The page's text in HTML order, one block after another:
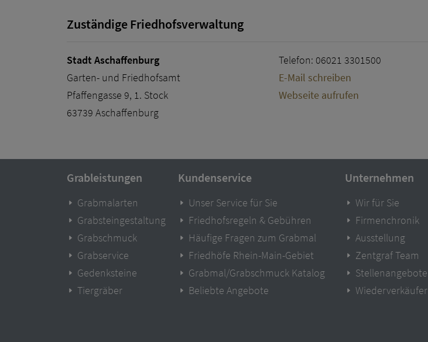
Zuständige Friedhofsverwaltung
Stadt Aschaffenburg
Garten- und Friedhofsamt
Pfaffengasse 9, 1. Stock
63739 Aschaffenburg
Telefon: 06021 3301500
E-Mail schreiben
Webseite aufrufen
Grableistungen
Grabmalarten
Grabsteingestaltung
Grabschmuck
Grabservice
Gedenksteine
Tiergräber
Kundenservice
Unser Service für Sie
Friedhofsregeln & Gebühren
Häufige Fragen zum Grabmal
Friedhöfe Rhein-Main-Gebiet
Grabmal/Grabschmuck Katalog
Beliebte Angebote
Unternehmen
Wir für Sie
Firmenchronik
Ausstellung
Zentgraf Team
Stellenangebote
Wiederverkäufer